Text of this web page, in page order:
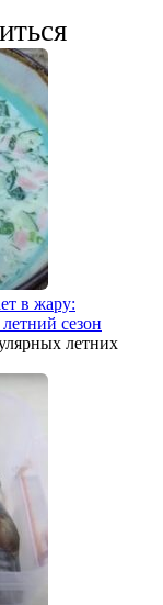
в жару:
сезон
летних